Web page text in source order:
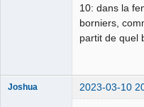
10: dans la
borniers,
partit de quel
Joshua 2023-03-10